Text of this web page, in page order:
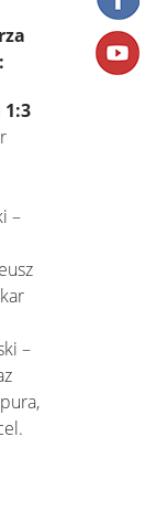
1:3
–
–